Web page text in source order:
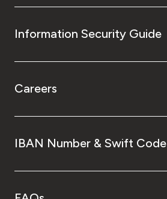
Information Security Guide
Careers
IBAN Number & Swift Code